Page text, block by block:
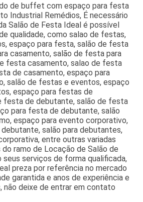
de buffet com espaço para festa
Industrial Remédios, É necessário
Salão de Festa Ideal é possível
qualidade, como salao de festas,
espaço para festa, salão de festa
casamento, salão de festa para
festa casamento, salao de festa
de casamento, espaço para
salão de festas e eventos, espaço
espaço para festas de
festa de debutante, salão de festa
para festa de debutante, salão
espaço para evento corporativo,
salão para debutantes,
entre outras variadas
ramo de Locação de Salão de
seus serviços de forma qualificada,
preza por referência no mercado
garantida e anos de experiência e
deixe de entrar em contato